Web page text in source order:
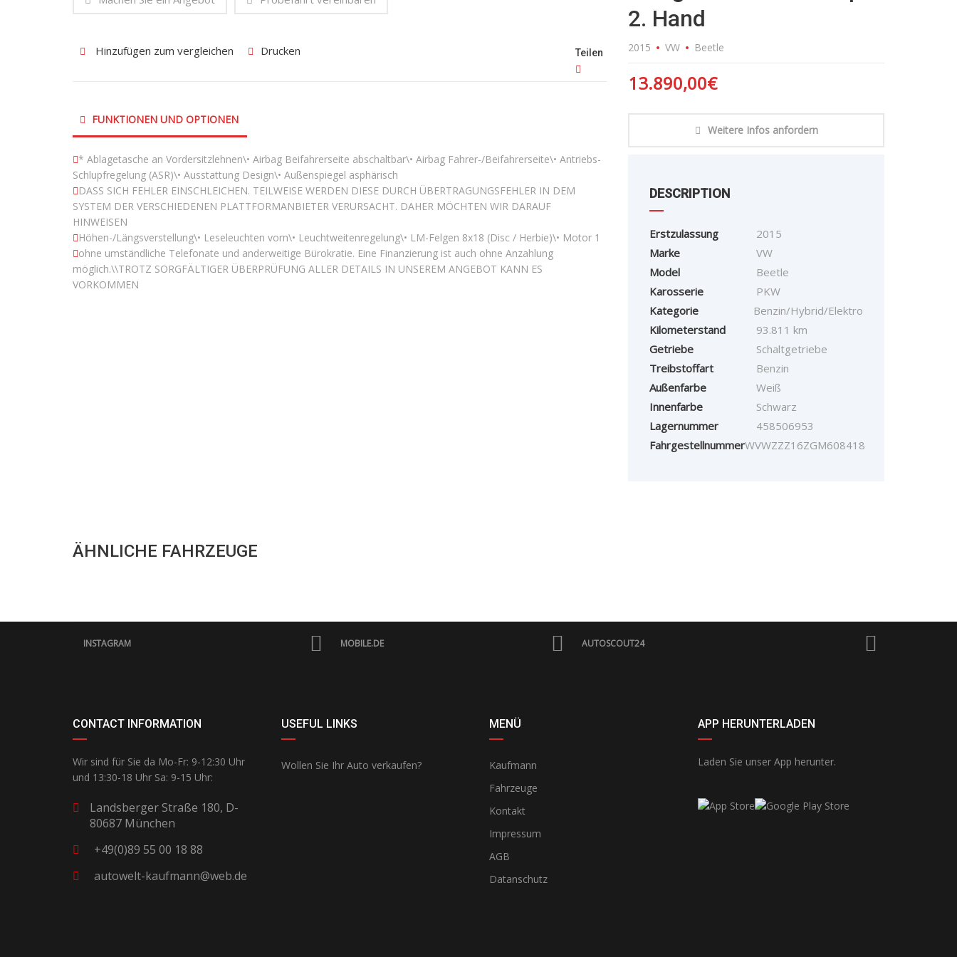
Hinzufügen zum vergleichen Drucken Teilen
FUNKTIONEN UND OPTIONEN
* Ablagetasche an Vordersitzlehnen\• Airbag Beifahrerseite abschaltbar\• Airbag Fahrer-/Beifahrerseite\• Antriebs-
Schlupfregelung (ASR)\• Ausstattung Design\• Außenspiegel asphärisch
DASS SICH FEHLER EINSCHLEICHEN. TEILWEISE WERDEN DIESE DURCH ÜBERTRAGUNGSFEHLER IN DEM
SYSTEM DER VERSCHIEDENEN PLATTFORMANBIETER VERURSACHT. DAHER MÖCHTEN WIR DARAUF
HINWEISEN
Höhen-/Längsverstellung\• Leseleuchten vorn\• Leuchtweitenregelung\• LM-Felgen 8x18 (Disc / Herbie)\• Motor 1
ohne umständliche Telefonate und anderweitige Bürokratie. Eine Finanzierung ist auch ohne Anzahlung
möglich.\\TROTZ SORGFÄLTIGER ÜBERPRÜFUNG ALLER DETAILS IN UNSEREM ANGEBOT KANN ES
VORKOMMEN
2. Hand
2015 VW Beetle
13.890,00€
Weitere Infos anfordern
DESCRIPTION
Erstzulassung
2015
Marke
VW
Model
Beetle
Karosserie
PKW
Kategorie
Benzin/Hybrid/Elektro
Kilometerstand
93.811 km
Getriebe
Schaltgetriebe
Treibstoffart
Benzin
Außenfarbe
Weiß
Innenfarbe
Schwarz
Lagernummer
458506953
FahrgestellnummerWVWZZZ16ZGM608418
ÄHNLICHE FAHRZEUGE
INSTAGRAM MOBILE.DE AUTOSCOUT24
CONTACT INFORMATION
Wir sind für Sie da Mo-Fr: 9-12:30 Uhr
und 13:30-18 Uhr Sa: 9-15 Uhr:
Landsberger Straße 180, D-
80687 München
+49(0)89 55 00 18 88
autowelt-kaufmann@web.de
USEFUL LINKS
Wollen Sie Ihr Auto verkaufen?
MENÜ
Kaufmann
Fahrzeuge
Kontakt
Impressum
AGB
Datanschutz
APP HERUNTERLADEN
Laden Sie unser App herunter.